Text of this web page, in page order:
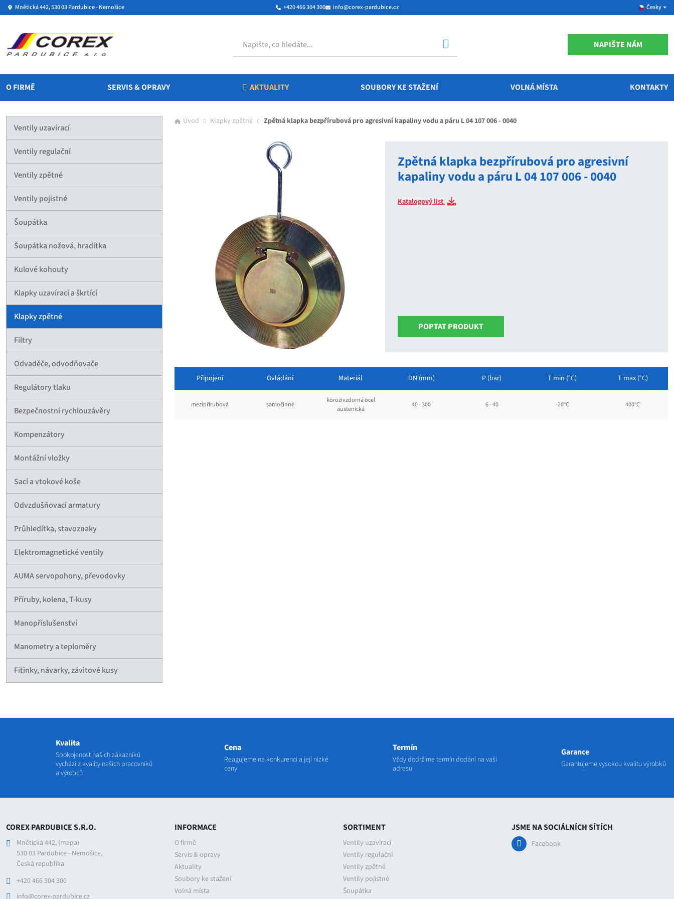
Mnětická 442, 530 03 Pardubice - Nemošice +420 466 304 300 info@corex-pardubice.cz Česky
NAPIŠTE NÁM
O FIRMĚ SERVIS & OPRAVY AKTUALITY SOUBORY KE STAŽENÍ VOLNÁ MÍSTA KONTAKTY
Ventily uzavírací
Ventily regulační
Ventily zpětné
Ventily pojistné
Šoupátka
Šoupátka nožová, hradítka
Kulové kohouty
Klapky uzavírací a škrtící
Klapky zpětné
Filtry
Odvaděče, odvodňovače
Regulátory tlaku
Bezpečnostní rychlouzávěry
Kompenzátory
Montážní vložky
Sací a vtokové koše
Odvzdušňovací armatury
Průhledítka, stavoznaky
Elektromagnetické ventily
AUMA servopohony, převodovky
Příruby, kolena, T-kusy
Manopříslušenství
Manometry a teploměry
Fitinky, návarky, závitové kusy
Úvod Klapky zpětné Zpětná klapka bezpřírubová pro agresivní kapaliny vodu a páru L 04 107 006 - 0040
Zpětná klapka bezpřírubová pro agresivní
kapaliny vodu a páru L 04 107 006 - 0040
Katalogový list
POPTAT PRODUKT
Připojení
mezipřírubová
Ovládání
samočinné
Materiál
korozivzdorná ocel
austenická
DN (mm)
40 - 300
P (bar)
6 - 40
T min (°C)
-20°C
T max (°C)
400°C
Kvalita
Spokojenost našich zákazníků
vychází z kvality našich pracovníků
a výrobců
Cena
Reagujeme na konkurenci a její nízké
ceny
Termín
Vždy dodržíme termín dodání na vaši
adresu
Garance
Garantujeme vysokou kvalitu výrobků
COREX PARDUBICE S.R.O.
Mnětická 442, (mapa)
530 03 Pardubice - Nemošice,
Česká republika
+420 466 304 300
info@corex-pardubice.cz
INFORMACE
O firmě
Servis & opravy
Aktuality
Soubory ke stažení
Volná místa
SORTIMENT
Ventily uzavírací
Ventily regulační
Ventily zpětné
Ventily pojistné
Šoupátka
JSME NA SOCIÁLNÍCH SÍTÍCH
Facebook